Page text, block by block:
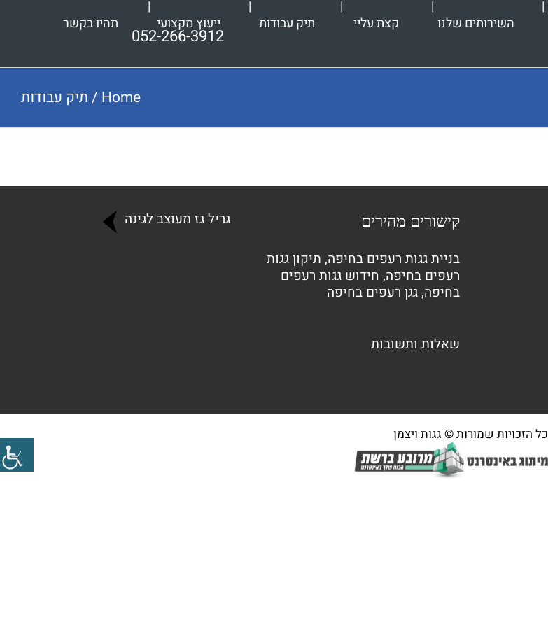
052-266-3912
השירותים שלנו קצת עליי תיק עבודות ייעוץ מקצועי תהיו בקשר
Home
/תיק עבודות
קישורים מהירים
בניית גגות רעפים בחיפה, תיקון גגות
רעפים בחיפה, חידוש גגות רעפים
בחיפה,גגן רעפים בחיפה
שאלות ותשובות
גריל גז מעוצב לגינה
כל הזכויות שמורות © גגות ויצמן